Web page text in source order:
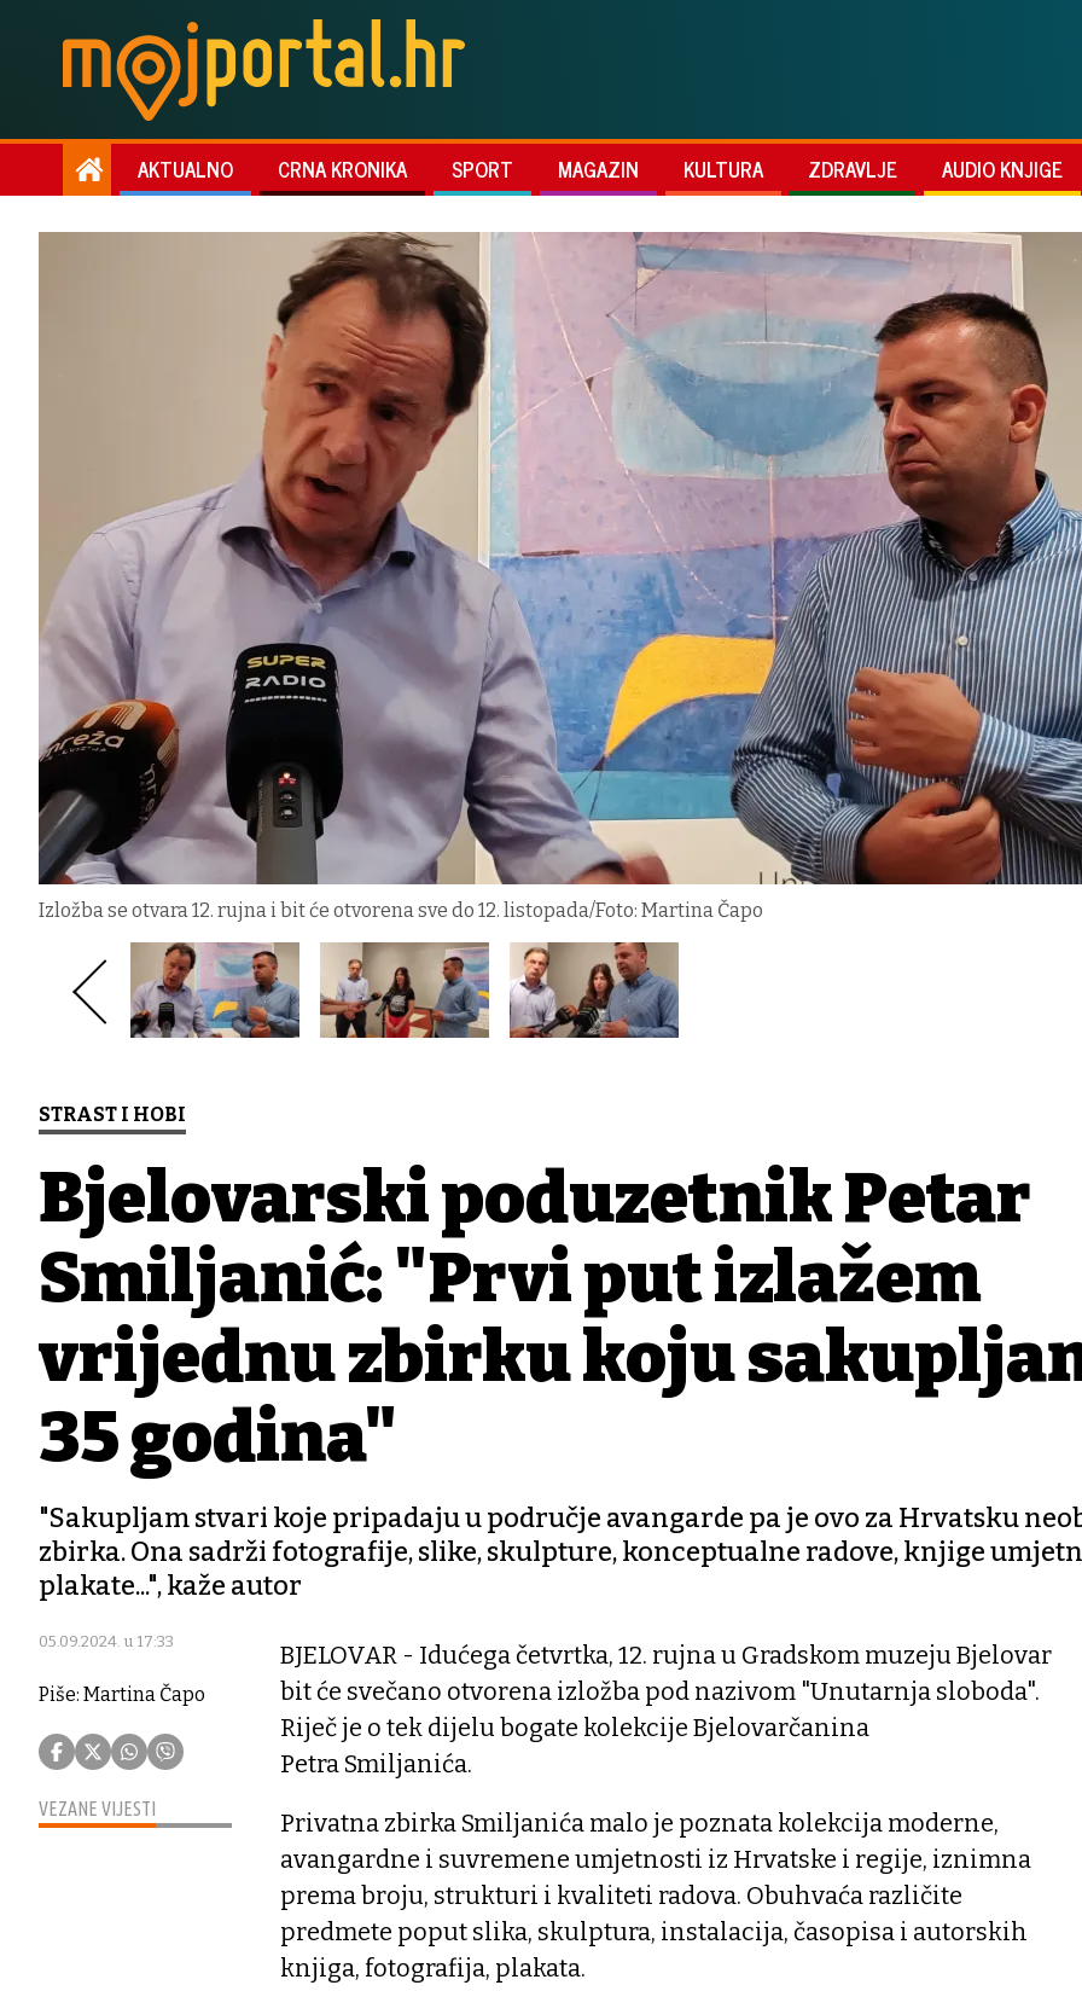
AKTUALNO CRNA KRONIKA SPORT MAGAZIN KULTURA ZDRAVLJE AUDIO KNJIGE
Izložba se otvara 12. rujna i bit će otvorena sve do 12. listopada/Foto: Martina Čapo
STRAST I HOBI
Bjelovarski poduzetnik Petar
Smiljanić: "Prvi put izlažem
vrijednu zbirku koju
35 godina"
"Sakupljam stvari koje pripadaju u područje avangarde pa je ovo za Hrvatsku
zbirka. Ona sadrži fotografije, slike, skulpture, konceptualne radove, knjige
plakate...", kaže autor
05.09.2024. u 17:33
Piše: Martina Čapo
VEZANE VIJESTI
BJELOVAR - Idućega četvrtka, 12. rujna u Gradskom muzeju Bjelovar
bit će svečano otvorena izložba pod nazivom "Unutarnja sloboda".
Riječ je o tek dijelu bogate kolekcije Bjelovarčanina
Petra Smiljanića.
Privatna zbirka Smiljanića malo je poznata kolekcija moderne,
avangardne i suvremene umjetnosti iz Hrvatske i regije, iznimna
prema broju, strukturi i kvaliteti radova. Obuhvaća različite
predmete poput slika, skulptura, instalacija, časopisa i autorskih
knjiga, fotografija, plakata.